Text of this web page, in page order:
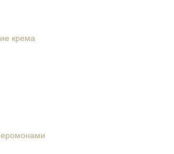
крема